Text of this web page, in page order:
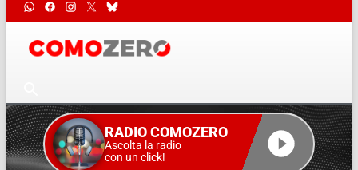
RADIO COMOZERO
Ascolta la radio
con un click!